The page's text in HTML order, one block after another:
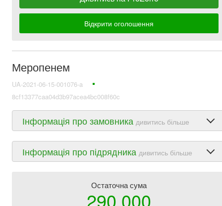
Відкрити оголошення
Меропенем
UA-2021-06-15-001076-a
8cf13377caa04d3b97acea4bc008f60c
Інформація про замовника дивитись більше
Інформація про підрядника дивитись більше
Остаточна сума
290 000